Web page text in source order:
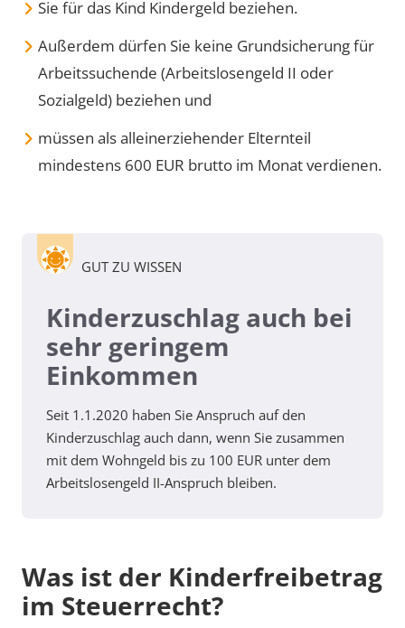
Sie für das Kind Kindergeld beziehen.
Außerdem dürfen Sie keine Grundsicherung für
Arbeitssuchende (Arbeitslosengeld II oder
Sozialgeld) beziehen und
müssen als alleinerziehender Elternteil
mindestens 600 EUR brutto im Monat verdienen.
GUT ZU WISSEN
Kinderzuschlag auch bei
sehr geringem
Einkommen
Seit 1.1.2020 haben Sie Anspruch auf den
Kinderzuschlag auch dann, wenn Sie zusammen
mit dem Wohngeld bis zu 100 EUR unter dem
Arbeitslosengeld II-Anspruch bleiben.
Was ist der Kin­der­frei­be­trag
im Steu­er­recht?